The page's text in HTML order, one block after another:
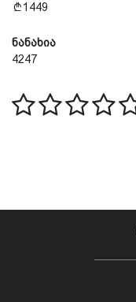
1449
ნანახია
4247